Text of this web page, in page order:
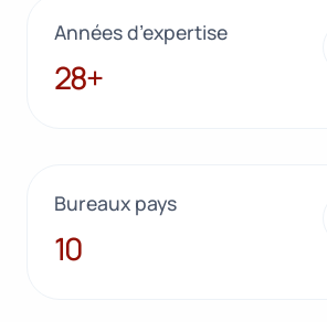
Années d’expertise
28+
28+
Bureaux pays
10
10